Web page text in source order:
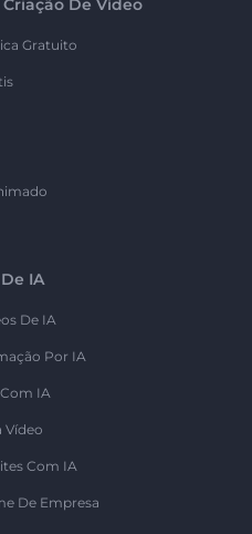
De Vídeo
Gratuito
IA
De IA
Por IA
IA
Vídeo
Com IA
De Empresa